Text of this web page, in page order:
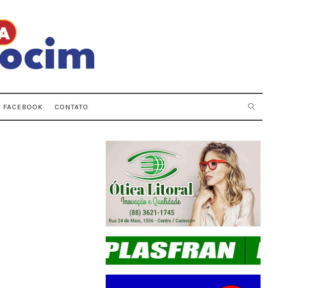
FACEBOOK CONTATO